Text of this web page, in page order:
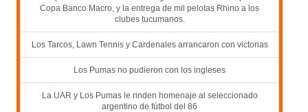
Copa Banco Macro, y la entrega de mil pelotas Rhino a los
clubes tucumanos.
Los Tarcos, Lawn Tennis y Cardenales arrancaron con victorias
Los Pumas no pudieron con los ingleses
La UAR y Los Pumas le rinden homenaje al seleccionado
argentino de fútbol del 86